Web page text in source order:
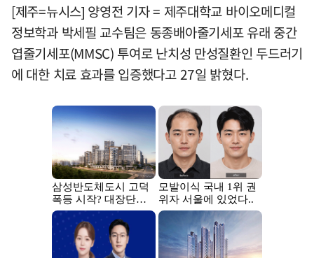
[제주=뉴시스] 양영전 기자 = 제주대학교 바이오메디컬
정보학과 박세필 교수팀은 동종배아줄기세포 유래 중간
엽줄기세포(MMSC) 투여로 난치성 만성질환인 두드러기
에 대한 치료 효과를 입증했다고 27일 밝혔다.